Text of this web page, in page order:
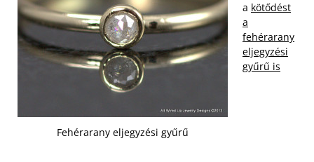
Fehérarany eljegyzési gyűrű
a kötődést
a
fehérarany
eljegyzési
gyűrű is